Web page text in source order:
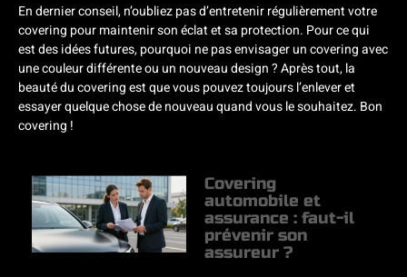
En dernier conseil, n’oubliez pas d’entretenir régulièrement votre
covering pour maintenir son éclat et sa protection. Pour ce qui
est des idées futures, pourquoi ne pas envisager un covering avec
une couleur différente ou un nouveau design ? Après tout, la
beauté du covering est que vous pouvez toujours l’enlever et
essayer quelque chose de nouveau quand vous le souhaitez. Bon
covering !
Covering
automobile et
assurance : faut-il
prévenir son
assureur ?